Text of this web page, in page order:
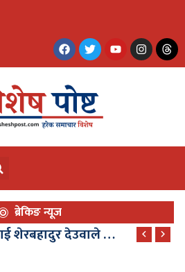
ब्रेकिङ न्यूज
कांग्रेसको राष्ट्रिय भेलालाई शेरबहादुर देउवाले सम्बोधन गर्ने, भेला साउन २९ देखि